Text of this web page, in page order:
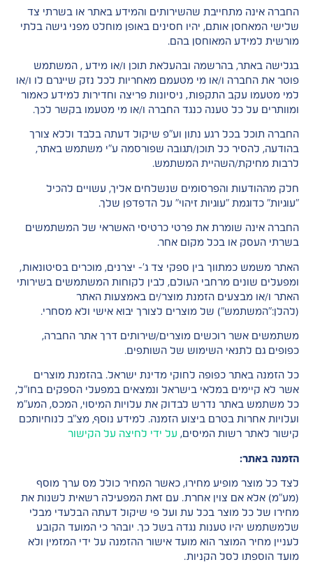
החברה אינה מתחייבת שהשירותים והמידע באתר או בשרתי צד
שלישי המאחסן אותם, יהיו חסינים באופן מוחלט מפני גישה בלתי
מורשית למידע המאוחסן בהם.
בגלישה באתר, בהרשמה ובהעלאת תוכן ו/או מידע , המשתמש
פוטר את החברה ו/או מי מטעמם מאחריות לכל נזק שייגרם לו ו/או
למי מטעמו עקב התקפות, ניסיונות פריצה וחדירות למידע כאמור
ומוותרים על כל טענה כנגד החברה ו/או מי מטעמו בקשר לכך.
החברה תוכל בכל רגע נתון וע"פ שיקול דעתה בלבד וללא צורך
בהודעה, להסיר כל תוכן/תגובה שפורסמה ע"י משתמש באתר,
לרבות מחיקת/השהיית המשתמש.
חלק מההודעות והפרסומים שנשלחים אליך, עשויים להכיל
"עוגיות" כדוגמת "עוגיות זיהוי" על הדפדפן שלך.
החברה אינה שומרת את פרטי כרטיסי האשראי של המשתמשים
בשרתי העסק או בכל מקום אחר.
האתר משמש כמתווך בין ספקי צד ג'- יצרנים, מוכרים בסיטונאות,
ומפעלים שונים מרחבי העולם, לבין לקוחות המשתמשים בשירותי
האתר ו/או מבצעים הזמנת מוצר/ים באמצעות האתר
(להלן:"המשתמש") של מוצרים לצורך יבוא אישי ולא מסחרי.
משתמשים אשר רוכשים מוצרים/שירותים דרך אתר החברה,
כפופים גם לתנאי השימוש של השותפים.
כל הזמנה באתר כפופה לחוקי מדינת ישראל. בהזמנת מוצרים
אשר לא קיימים במלאי בישראל ונמצאים במפעלי הספקים בחו"ל,
כל משתמש באתר נדרש לבדוק את עלויות המיסוי, המכס, המע”מ
ועלויות אחרות בטרם ביצוע הזמנה. למידע נוסף, מצ"ב לנוחיותכם
קישור לאתר רשות המיסים, על ידי לחיצה על הקישור
הזמנה באתר:
לצד כל מוצר מופיע מחירו, כאשר המחיר כולל מס ערך מוסף
(מע"מ) אלא אם צוין אחרת. עם זאת המפעילה רשאית לשנות את
מחירו של כל מוצר בכל עת ועל פי שיקול דעתה הבלעדי מבלי
שלמשתמש יהיו טענות נגדה בשל כך. יובהר כי המועד הקובע
לעניין מחיר המוצר הוא מועד אישור ההזמנה על ידי המזמין ולא
מועד הוספתו לסל הקניות.